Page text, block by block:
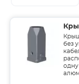
без
одну